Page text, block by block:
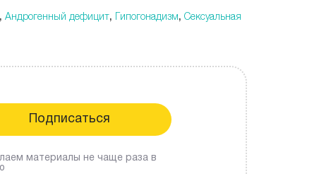
, Андрогенный дефицит, Гипогонадизм, Сексуальная
материалы не чаще раза в